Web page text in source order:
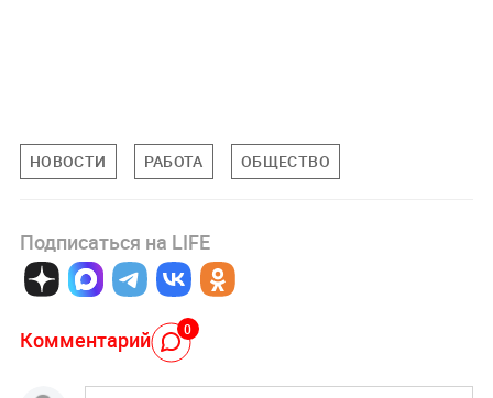
НОВОСТИ РАБОТА ОБЩЕСТВО
Подписаться на LIFE
Комментарий 0